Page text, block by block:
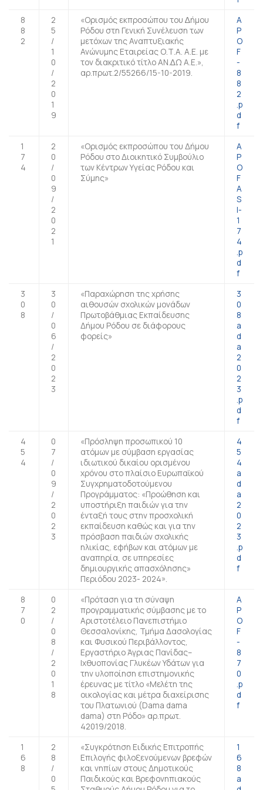
8
8
2
2
5
/
1
0
/
2
0
1
9
«Ορισµός εκπροσώπου του ∆ήµου
Ρόδου στη Γενική Συνέλευση των
μετόχων της Αναπτυξιακής
Ανώνυµης Εταιρείας Ο.Τ.Α. Α.Ε. με
τον διακριτικό τίτλο ΑΝ.∆Ω Α.Ε.»,
αρ.πρωτ.2/55266/15-10-2019.
A
P
O
F
-
8
8
2
.p
d
f
1
7
4
2
0
/
0
9
/
2
0
2
1
«Ορισμός εκπροσώπου του Δήμου
Ρόδου στο Διοικητικό Συμβούλιο
των Κέντρων Υγείας Ρόδου και
Σύμης»
A
P
O
F
A
S
I-
1
7
4
.p
d
f
3
0
8
3
0
/
0
6
/
2
0
2
3
«Παραχώρηση της χρήσης
αιθουσών σχολικών μονάδων
Πρωτοβάθμιας Εκπαίδευσης
Δήμου Ρόδου σε διάφορους
φορείς»
3
0
8
a
d
a
2
0
2
3
.p
d
f
4
5
4
0
7
/
0
9
/
2
0
2
3
«Πρόσληψη προσωπικού 10
ατόμων με σύμβαση εργασίας
ιδιωτικού δικαίου ορισμένου
χρόνου στο πλαίσιο Ευρωπαϊκού
Συγχρηματοδοτούμενου
Προγράμματος: «Προώθηση και
υποστήριξη παιδιών για την
ένταξή τους στην προσχολική
εκπαίδευση καθώς και για την
πρόσβαση παιδιών σχολικής
ηλικίας, εφήβων και ατόμων με
αναπηρία, σε υπηρεσίες
δημιουργικής απασχόλησης»
Περιόδου 2023- 2024».
4
5
4
a
d
a
2
0
2
3
.p
d
f
8
7
0
0
2
/
0
8
/
2
0
1
8
«Πρόταση για τη σύναψη
προγραμματικής σύμβασης με το
Αριστοτέλειο Πανεπιστήμιο
Θεσσαλονίκης, Τμήμα Δασολογίας
και Φυσικού Περιβάλλοντος,
Εργαστήριο Άγριας Πανίδας–
Ιχθυοπονίας Γλυκέων Υδάτων για
την υλοποίηση επιστημονικής
έρευνας με τίτλο «Μελέτη της
οικολογίας και μέτρα διαχείρισης
του Πλατωνιού (Dama dama
dama) στη Ρόδο» αρ.πρωτ.
42019/2018.
A
P
O
F
-
8
7
0
.p
d
f
1
6
8
2
8
/
0
«Συγκρότηση Ειδικής Επιτροπής
Επιλογής φιλοξενούμενων βρεφών
και νηπίων στους Δημοτικούς
Παιδικούς και Βρεφονηπιακούς
1
6
8
a